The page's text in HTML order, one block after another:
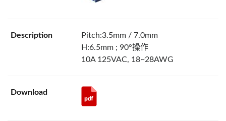
Pitch:3.5mm / 7.0mm
H:6.5mm ; 90°操作
10A 125VAC, 18~28AWG